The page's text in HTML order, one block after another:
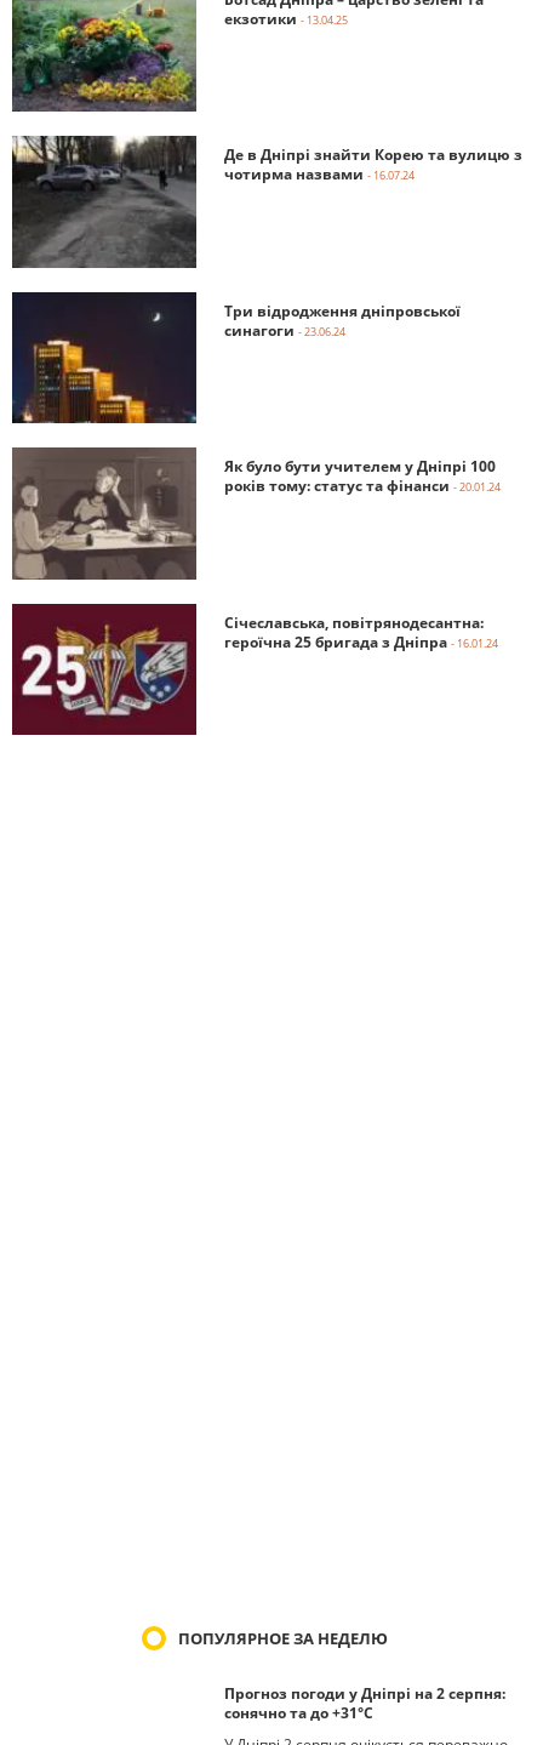
екзотики - 13.04.25
Де в Дніпрі знайти Корею та вулицю з
чотирма назвами - 16.07.24
Три відродження дніпровської
синагоги - 23.06.24
Як було бути учителем у Дніпрі 100
років тому: статус та фінанси - 20.01.24
Січеславська, повітрянодесантна:
героїчна 25 бригада з Дніпра - 16.01.24
ПОПУЛЯРНОЕ ЗА НЕДЕЛЮ
Прогноз погоди у Дніпрі на 2 серпня:
сонячно та до +31°С